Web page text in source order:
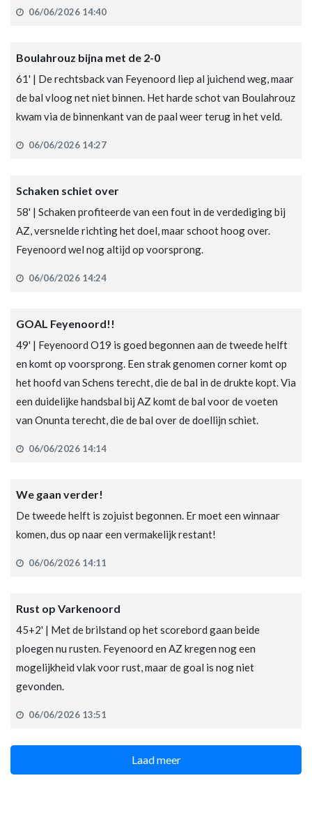
06/06/2026 14:40
Boulahrouz bijna met de 2-0
61' | De rechtsback van Feyenoord liep al juichend weg, maar
de bal vloog net niet binnen. Het harde schot van Boulahrouz
kwam via de binnenkant van de paal weer terug in het veld.
06/06/2026 14:27
Schaken schiet over
58' | Schaken profiteerde van een fout in de verdediging bij
AZ, versnelde richting het doel, maar schoot hoog over.
Feyenoord wel nog altijd op voorsprong.
06/06/2026 14:24
GOAL Feyenoord!!
49' | Feyenoord O19 is goed begonnen aan de tweede helft
en komt op voorsprong. Een strak genomen corner komt op
het hoofd van Schens terecht, die de bal in de drukte kopt. Via
een duidelijke handsbal bij AZ komt de bal voor de voeten
van Onunta terecht, die de bal over de doellijn schiet.
06/06/2026 14:14
We gaan verder!
De tweede helft is zojuist begonnen. Er moet een winnaar
komen, dus op naar een vermakelijk restant!
06/06/2026 14:11
Rust op Varkenoord
45+2' | Met de brilstand op het scorebord gaan beide
ploegen nu rusten. Feyenoord en AZ kregen nog een
mogelijkheid vlak voor rust, maar de goal is nog niet
gevonden.
06/06/2026 13:51
Laad meer